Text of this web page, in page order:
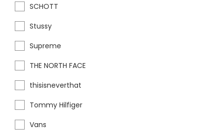
SCHOTT
Stussy
Supreme
THE NORTH FACE
thisisneverthat
Tommy Hilfiger
Vans